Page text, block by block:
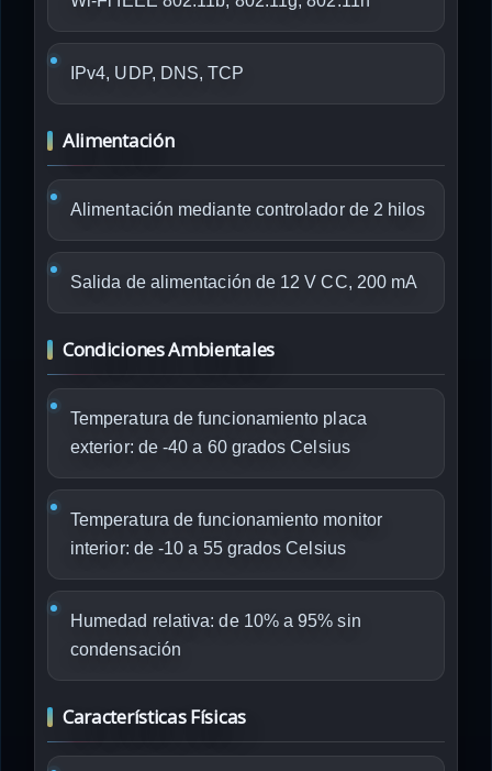
IPv4, UDP, DNS, TCP
Alimentación
Alimentación mediante controlador de 2 hilos
Salida de alimentación de 12 V CC, 200 mA
Condiciones Ambientales
Temperatura de funcionamiento placa
exterior: de -40 a 60 grados Celsius
Temperatura de funcionamiento monitor
interior: de -10 a 55 grados Celsius
Humedad relativa: de 10% a 95% sin
condensación
Características Físicas